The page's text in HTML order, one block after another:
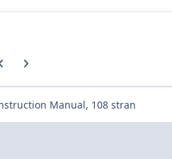
carousel slide
Next carousel slide
Manual, 108 stran